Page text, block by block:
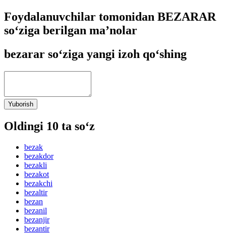
Foydalanuvchilar tomonidan BEZARAR
so‘ziga berilgan ma’nolar
bezarar so‘ziga yangi izoh qo‘shing
Yuborish
Oldingi 10 ta so‘z
bezak
bezakdor
bezakli
bezakot
bezakchi
bezaltir
bezan
bezanil
bezanjir
bezantir